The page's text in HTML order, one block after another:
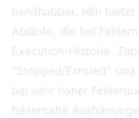
handhabbar. n8n
Abläufe, die bei
Execution-Historie.
"Stopped/Errored"
bei sehr hoher
fehlerhafte